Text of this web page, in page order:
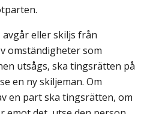
avgår eller skiljs från
omständigheter som
utsågs, ska tingsrätten på
en ny skiljeman. Om
en part ska tingsrätten, om